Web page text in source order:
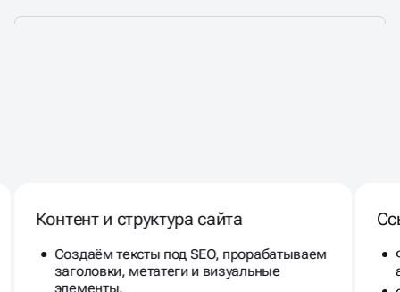
В ТОП
Контент и структура сайта
Создаём тексты под SEO, прорабатываем
заголовки, метатеги и визуальные
элементы.